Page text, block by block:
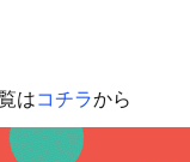
はコチラから